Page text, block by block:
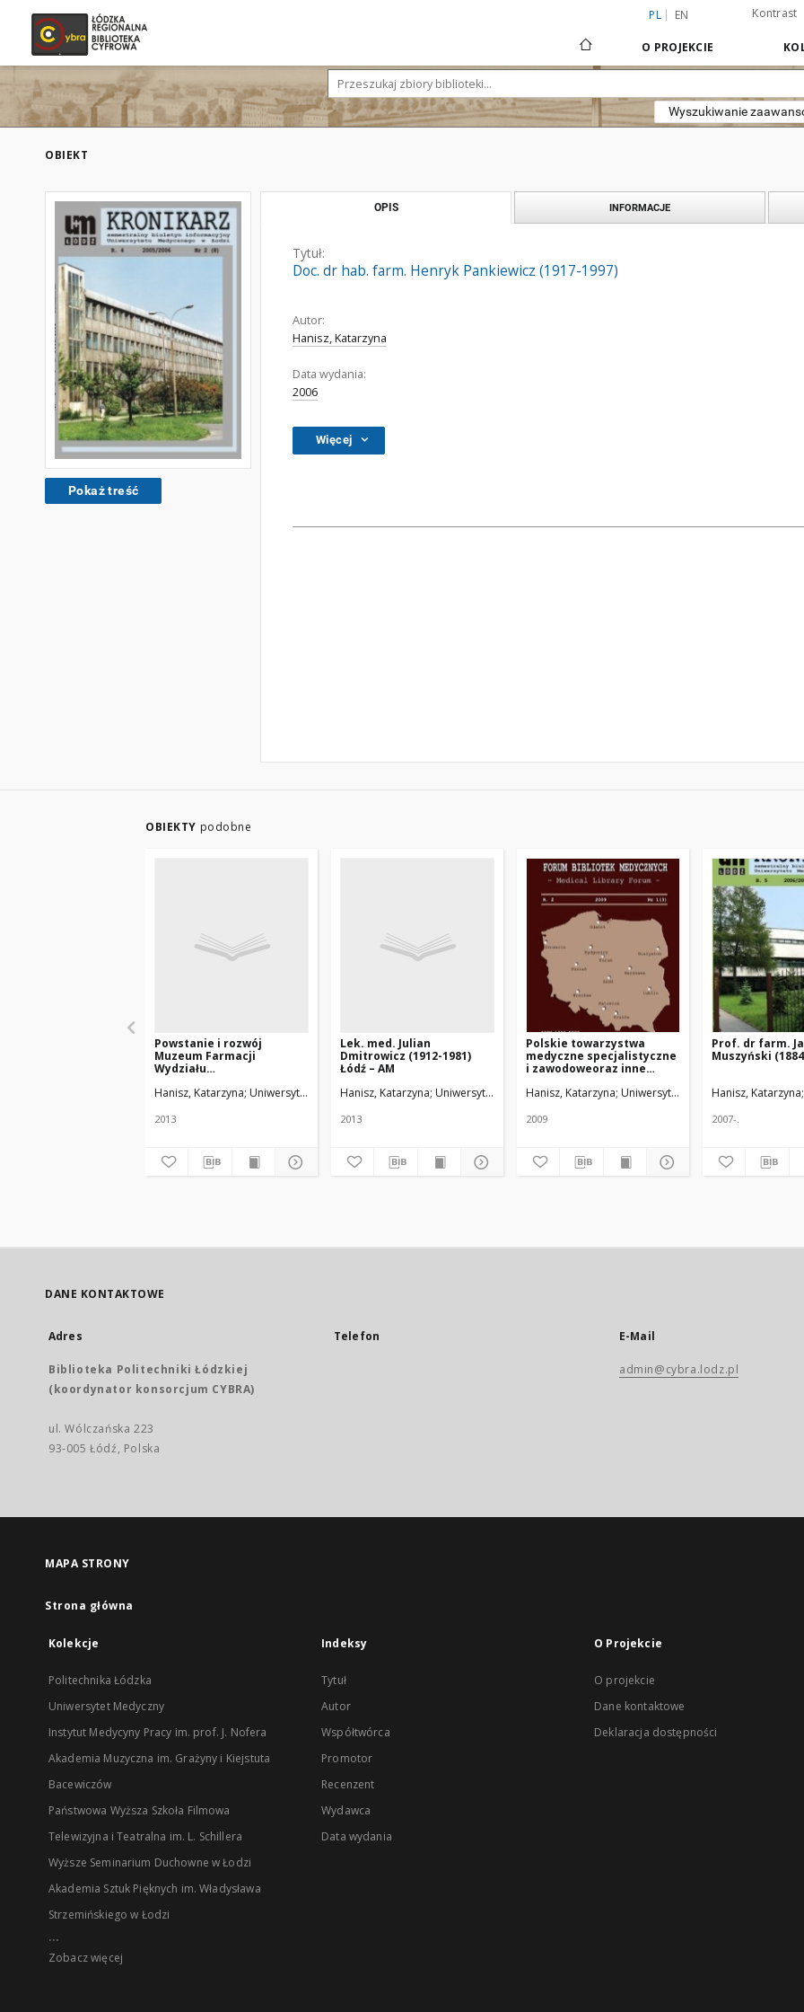
PL EN Kontrast
O PROJEKCIE
Wyszukiwanie
OBIEKT
Pokaż treść
OPIS INFORMACJE
Tytuł:
Doc. dr hab. farm. Henryk Pankiewicz (1917-1997)
Autor:
Hanisz, Katarzyna
Data wydania:
2006
Więcej
OBIEKTY podobne
Powstanie i rozwój
Muzeum Farmacji
Wydziału
Akademii Medycznej i
Medycznegow Łodzi
Hanisz, Katarzyna Uniwersytet Medyczny w Łodzi
2013
Lek. med. Julian
Dmitrowicz (1912-1981)
Łódź – AM
Hanisz, Katarzyna Uniwersytet Medyczny w Łodzi
2013
Polskie towarzystwa
medyczne specjalistyczne
i zawodoweoraz inne
wspomagające rozwój
Hanisz, Katarzyna Uniwersytet Medyczny w Łodzi
2009
Prof. dr farm.
Muszyński
Hanisz, Katarzyna
2007-.
DANE KONTAKTOWE
Adres
Biblioteka Politechniki Łódzkiej
(koordynator konsorcjum CYBRA)
ul. Wólczańska 223
93-005 Łódź, Polska
Telefon E-Mail
admin@cybra.lodz.pl
MAPA STRONY
Strona główna
Kolekcje
Politechnika Łódzka
Uniwersytet Medyczny
Instytut Medycyny Pracy im. prof. J. Nofera
Akademia Muzyczna im. Grażyny i Kiejstuta
Bacewiczów
Państwowa Wyższa Szkoła Filmowa
Telewizyjna i Teatralna im. L. Schillera
Wyższe Seminarium Duchowne w Łodzi
Akademia Sztuk Pięknych im. Władysława
Strzemińskiego w Łodzi
...
Zobacz więcej
Indeksy
Tytuł
Autor
Współtwórca
Promotor
Recenzent
Wydawca
Data wydania
O Projekcie
O projekcie
Dane kontaktowe
Deklaracja dostępności